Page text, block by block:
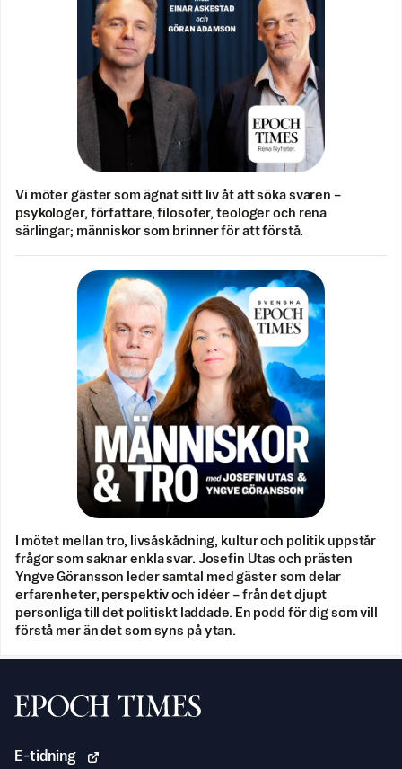
Vi möter gäster som ägnat sitt liv åt att söka svaren –
psykologer, författare, filosofer, teologer och rena
särlingar; människor som brinner för att förstå.
I mötet mellan tro, livsåskådning, kultur och politik uppstår
frågor som saknar enkla svar. Josefin Utas och prästen
Yngve Göransson leder samtal med gäster som delar
erfarenheter, perspektiv och idéer – från det djupt
personliga till det politiskt laddade. En podd för dig som vill
förstå mer än det som syns på ytan.
Svenska Epoch Times
E-tidning